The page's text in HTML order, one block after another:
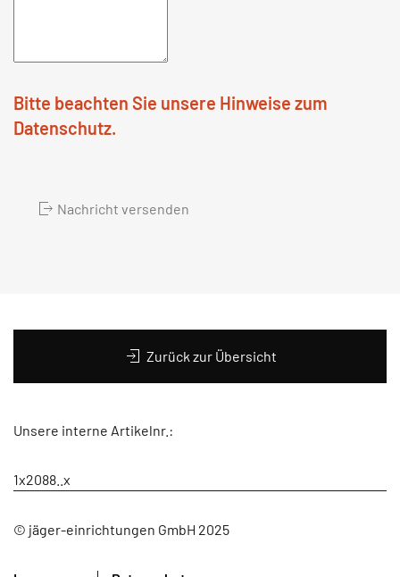
Bitte beachten Sie unsere Hinweise zum
Datenschutz.
Nachricht versenden
Zurück zur Übersicht
Unsere interne Artikelnr.:
1x2088..x
© jäger-einrichtungen GmbH 2025